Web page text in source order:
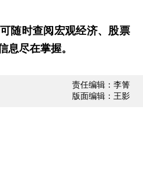
可随时查阅宏观经济、股票
息尽在掌握。
责任编辑：李箐
版面编辑：王影